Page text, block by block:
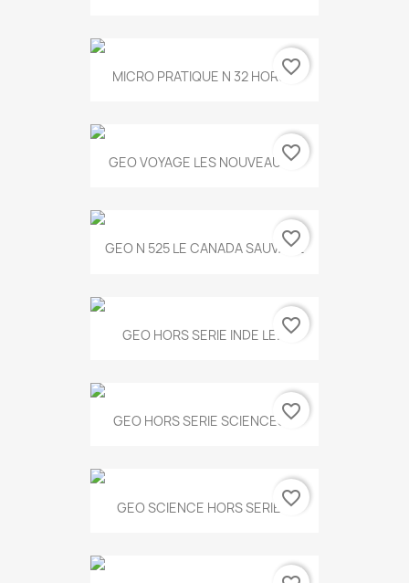
MICRO PRATIQUE N 32 HORS...
favorite_border
GEO VOYAGE LES NOUVEAUX...
favorite_border
GEO N 525 LE CANADA SAUVAGE
favorite_border
GEO HORS SERIE INDE LE...favorite_border
GEO HORS SERIE SCIENCES...
favorite_border
GEO SCIENCE HORS SERIE...favorite_border